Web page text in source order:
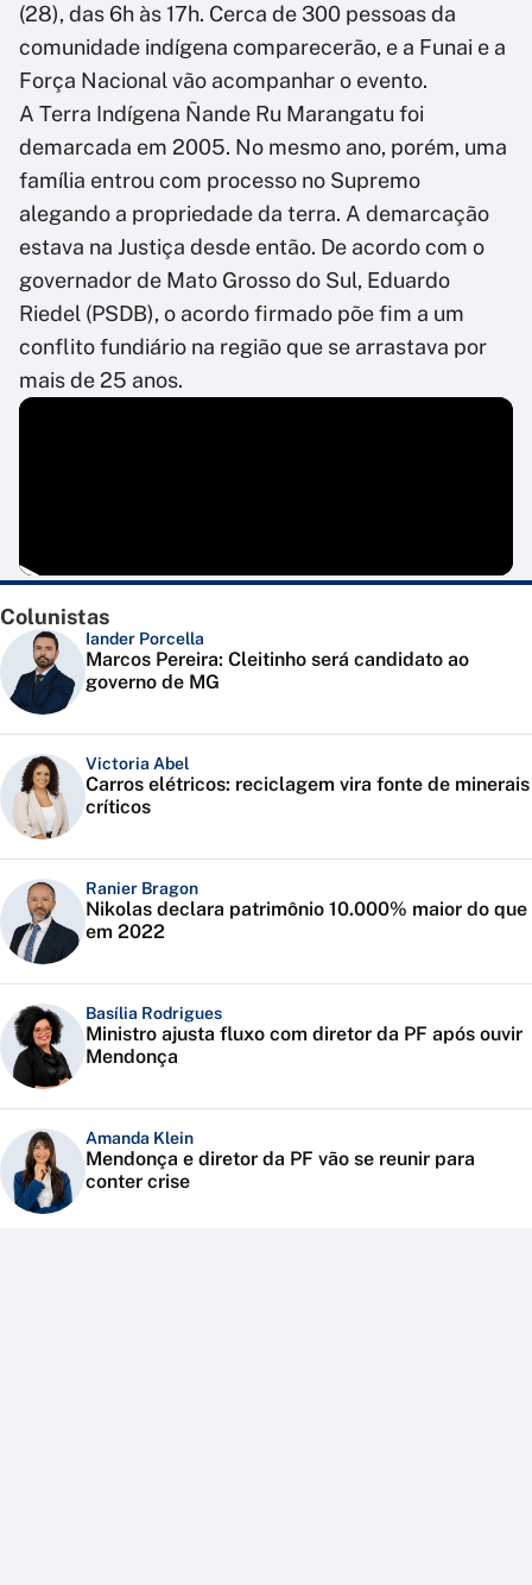
(28), das 6h às 17h. Cerca de 300 pessoas da
comunidade indígena comparecerão, e a Funai e a
Força Nacional vão acompanhar o evento.
A Terra Indígena Ñande Ru Marangatu foi
demarcada em 2005. No mesmo ano, porém, uma
família entrou com processo no Supremo
alegando a propriedade da terra. A demarcação
estava na Justiça desde então. De acordo com o
governador de Mato Grosso do Sul, Eduardo
Riedel (PSDB), o acordo firmado põe fim a um
conflito fundiário na região que se arrastava por
mais de 25 anos.
Colunistas
Iander Porcella
Marcos Pereira: Cleitinho será candidato ao
governo de MG
Victoria Abel
Carros elétricos: reciclagem vira fonte de minerais
críticos
Ranier Bragon
Nikolas declara patrimônio 10.000% maior do que
em 2022
Basília Rodrigues
Ministro ajusta fluxo com diretor da PF após ouvir
Mendonça
Amanda Klein
Mendonça e diretor da PF vão se reunir para
conter crise